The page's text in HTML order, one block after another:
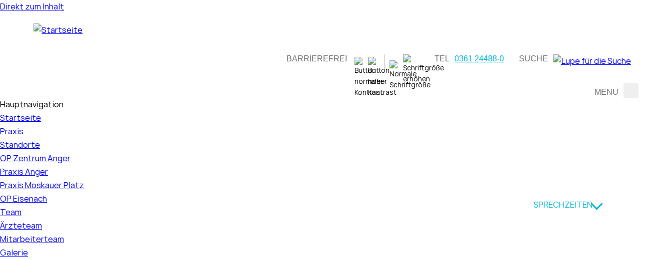
Direkt zum Inhalt
BARRIEREFREI TEL 0361 24488-0 SUCHE
Hauptnavigation
Startseite
Praxis
Standorte
OP Zentrum Anger
Praxis Anger
Praxis Moskauer Platz
OP Eisenach
Team
Ärzteteam
Mitarbeiterteam
Galerie
SPRECHZEITEN